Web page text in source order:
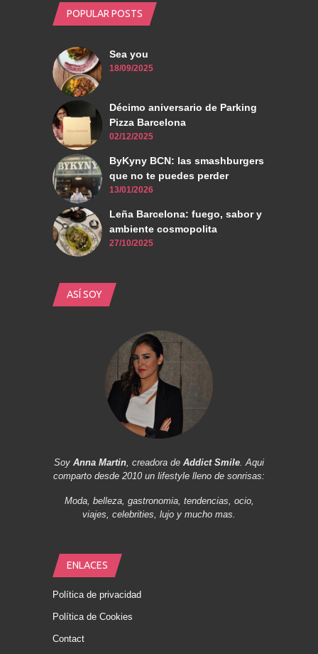
POPULAR POSTS
Sea you
18/09/2025
Décimo aniversario de Parking
Pizza Barcelona
02/12/2025
ByKyny BCN: las smashburgers
que no te puedes perder
13/01/2026
Leña Barcelona: fuego, sabor y
ambiente cosmopolita
27/10/2025
ASÍ SOY
Soy Anna Martin, creadora de Addict Smile. Aqui
comparto desde 2010 un lifestyle lleno de sonrisas:
Moda, belleza, gastronomia, tendencias, ocio,
viajes, celebrities, lujo y mucho mas.
ENLACES
Política de privacidad
Política de Cookies
Contact